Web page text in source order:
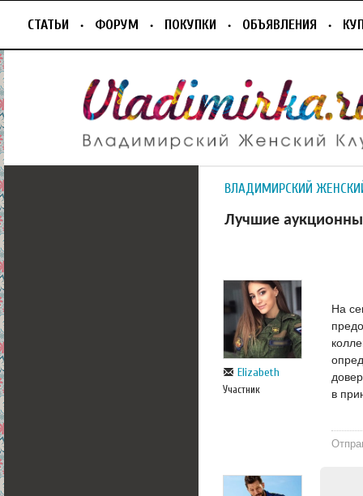
СТАТЬИ ФОРУМ ПОКУПКИ ОБЪЯВЛЕНИЯ
ВЛАДИМИРСКИЙ
Лучшие
Elizabeth
Участник
На
в